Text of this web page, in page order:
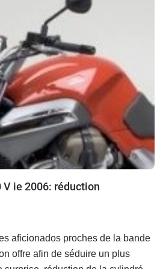
V ie 2006: réduction
aficionados proches de la bande
offre afin de séduire un plus